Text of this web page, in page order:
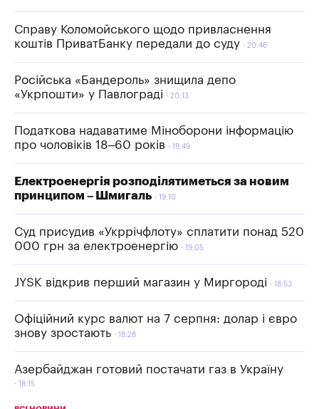
Справу Коломойського щодо привласнення
коштів ПриватБанку передали до суду
20:46
Російська «Бандероль» знищила депо
«Укрпошти» у Павлограді
20:13
Податкова надаватиме Міноборони інформацію
про чоловіків 18–60 років
19:49
Електроенергія розподілятиметься за новим
принципом – Шмигаль
19:10
Суд присудив «Укррічфлоту» сплатити понад 520
000 грн за електроенергію
19:05
JYSK відкрив перший магазин у Миргороді 18:53
Офіційний курс валют на 7 серпня: долар і євро
знову зростають
18:28
Азербайджан готовий постачати газ в Україну
18:15